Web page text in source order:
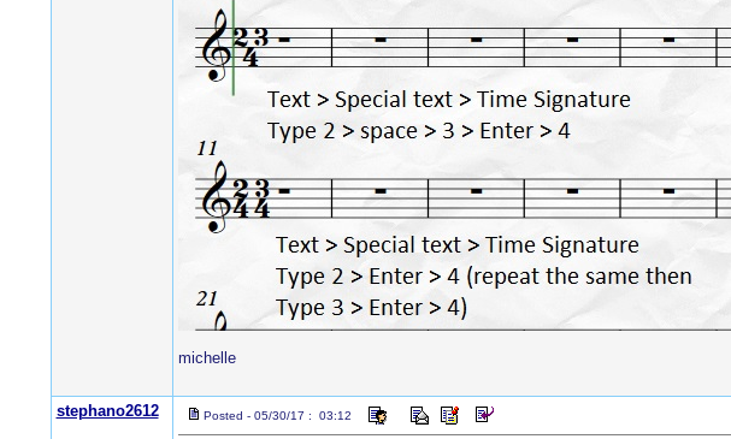
michelle
stephano2612 Posted - 05/30/17 : 03:12